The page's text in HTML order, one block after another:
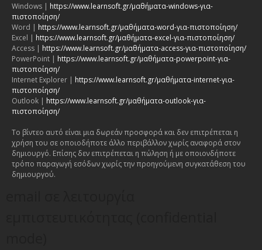
Windows | https://www.learnsoft.gr/μαθήματα-windows-για-
πιστοποίηση/
Word | https://www.learnsoft.gr/μαθήματα-word-για-πιστοποίηση/
Excel | https://www.learnsoft.gr/μαθήματα-excel-για-πιστοποίηση/
Access | https://www.learnsoft.gr/μαθήματα-access-για-πιστοποίηση/
PowerPoint | https://www.learnsoft.gr/μαθήματα-powerpoint-για-
πιστοποίηση/
Internet Explorer | https://www.learnsoft.gr/μαθήματα-internet-για-
πιστοποίηση/
Outlook | https://www.learnsoft.gr/μαθήματα-outlook-για-
πιστοποίηση/
Το βίντεο αυτό είναι μια δωρεάν προσφορά και δεν επιτρέπεται η
χρήση του σε οποιοδήποτε άλλο περιβάλλον χωρίς αναφορά στον
δημιουργό. Επίσης δεν επιτρέπεται η πώληση ή με οποιονδήποτε
τρόπο παραγωγή εσόδων χωρίς την προηγούμενη συγκατάθεση του
δημιουργού.